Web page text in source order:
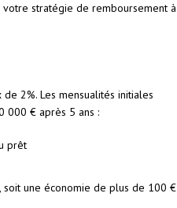
votre stratégie de remboursement à
2%. Les mensualités initiales
000 € après 5 ans :
prêt
une économie de plus de 100 €